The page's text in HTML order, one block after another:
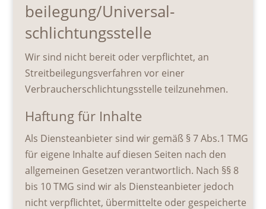
beilegung/Universal­
schlichtungs­stelle
Wir sind nicht bereit oder verpflichtet, an
Streitbeilegungsverfahren vor einer
Verbraucherschlichtungsstelle teilzunehmen.
Haftung für Inhalte
Als Diensteanbieter sind wir gemäß § 7 Abs.1 TMG
für eigene Inhalte auf diesen Seiten nach den
allgemeinen Gesetzen verantwortlich. Nach §§ 8
bis 10 TMG sind wir als Diensteanbieter jedoch
nicht verpflichtet, übermittelte oder gespeicherte